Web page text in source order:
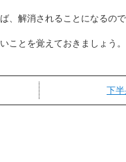
、解消されることになるの
ことを覚えておきましょう。
下